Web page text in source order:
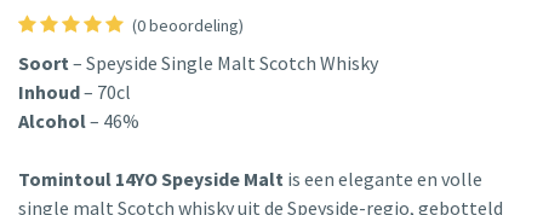
(0 beoordeling)
Soort– Speyside Single Malt Scotch Whisky
Inhoud– 70cl
Alcohol– 46%
Tomintoul 14YO Speyside Malt is een elegante en volle
single malt Scotch whisky uit de Speyside-regio, gebotteld